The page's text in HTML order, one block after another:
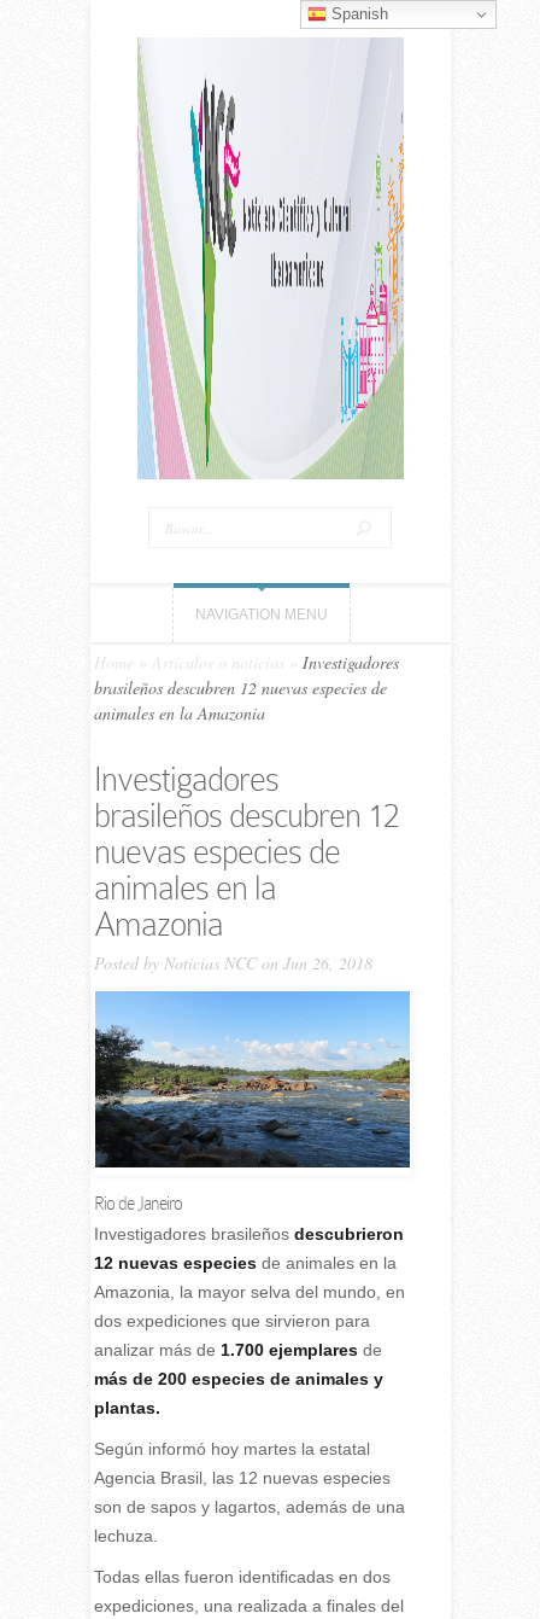
NAVIGATION MENU
Home Artículos o noticias
Investigadores
brasileños descubren 12 nuevas especies de
animales en la Amazonia
Investigadores
brasileños descubren 12
nuevas especies de
animales en la
Amazonia
Posted by Noticias NCCon Jun 26, 2018
Rio de Janeiro
Investigadores brasileños descubrieron
12 nuevas especiesde animales en la
Amazonia, la mayor selva del mundo, en
dos expediciones que sirvieron para
analizar más de 1.700 ejemplaresde
más de 200 especies de animales y
plantas.
Según informó hoy martes la estatal
Agencia Brasil, las 12 nuevas especies
son de sapos y lagartos, además de una
lechuza.
Todas ellas fueron identificadas en dos
expediciones, una realizada a finales del
Spanish